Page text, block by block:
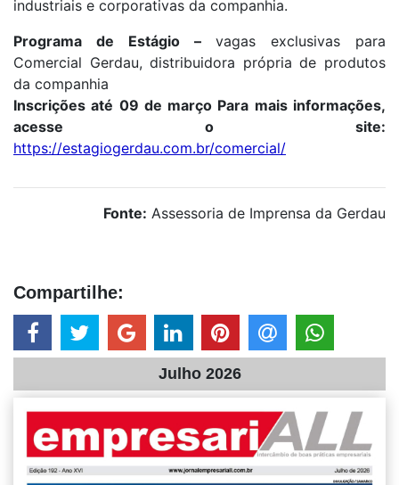
industriais e corporativas da companhia.
Programa de Estágio –vagas exclusivas para
Comercial Gerdau, distribuidora própria de produtos
da companhia
Inscrições até 09 de março Para mais informações,
acesse o site:
https://estagiogerdau.com.br/comercial/
Fonte: Assessoria de Imprensa da Gerdau
Compartilhe:
Julho 2026